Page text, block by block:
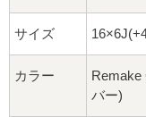
サイズ
カラー
Remake
バー)